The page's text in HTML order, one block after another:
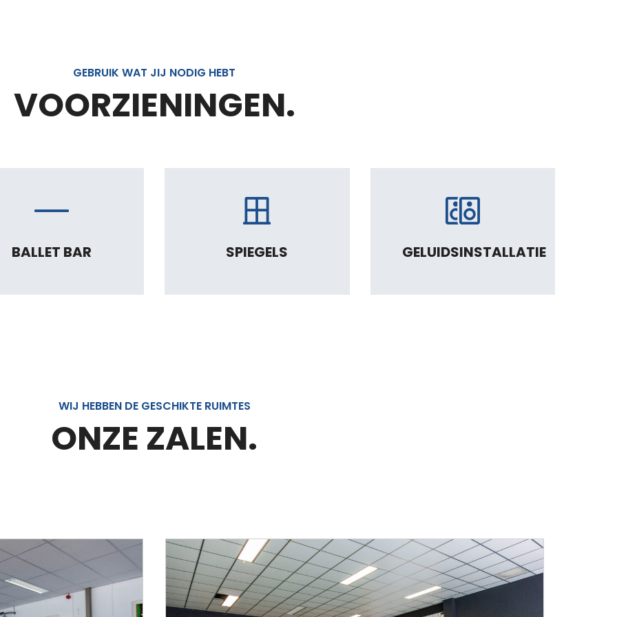
GEBRUIK WAT JIJ NODIG HEBT
VOORZIENINGEN.
BALLET BAR SPIEGELS GELUIDSINSTALLATIE
WIJ HEBBEN DE GESCHIKTE RUIMTES
ONZE ZALEN.